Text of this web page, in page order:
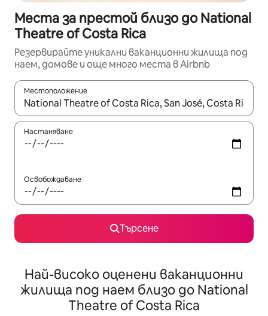
Места за престой близо до National
Theatre of Costa Rica
Резервирайте уникални ваканционни жилища под
наем, домове и още много места в Airbnb
Местоположение
Когато резултатите се покажат, използвайте
Настаняване
Освобождаване
Търсене
Най-високо оценени ваканционни
жилища под наем близо до National
Theatre of Costa Rica